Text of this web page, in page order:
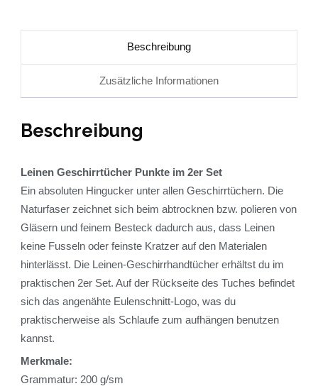
Beschreibung
Zusätzliche Informationen
Beschreibung
Leinen Geschirrtücher Punkte im 2er Set
Ein absoluten Hingucker unter allen Geschirrtüchern. Die
Naturfaser zeichnet sich beim abtrocknen bzw. polieren von
Gläsern und feinem Besteck dadurch aus, dass Leinen
keine Fusseln oder feinste Kratzer auf den Materialen
hinterlässt. Die Leinen-Geschirrhandtücher erhältst du im
praktischen 2er Set. Auf der Rückseite des Tuches befindet
sich das angenähte Eulenschnitt-Logo, was du
praktischerweise als Schlaufe zum aufhängen benutzen
kannst.
Merkmale:
Grammatur: 200 g/sm